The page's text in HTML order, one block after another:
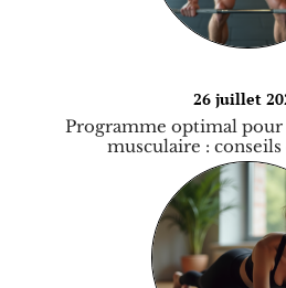
26 juillet
Programme optimal pour
musculaire : conseils